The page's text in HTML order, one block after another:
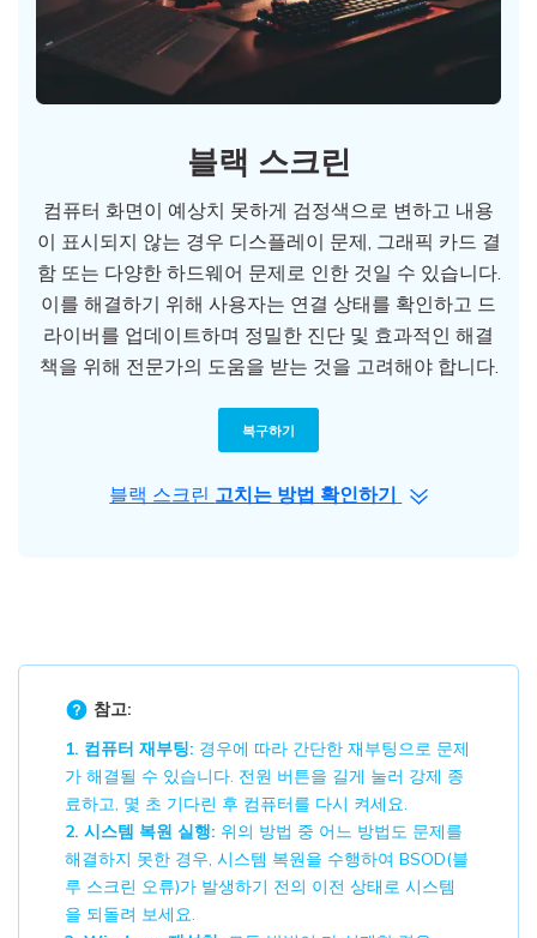
블랙 스크린
컴퓨터 화면이 예상치 못하게 검정색으로 변하고 내용
이 표시되지 않는 경우 디스플레이 문제, 그래픽 카드 결
함 또는 다양한 하드웨어 문제로 인한 것일 수 있습니다.
이를 해결하기 위해 사용자는 연결 상태를 확인하고 드
라이버를 업데이트하며 정밀한 진단 및 효과적인 해결
책을 위해 전문가의 도움을 받는 것을 고려해야 합니다.
복구하기
블랙 스크린 고치는 방법 확인하기
참고:
1. 컴퓨터 재부팅: 경우에 따라 간단한 재부팅으로 문제
가 해결될 수 있습니다. 전원 버튼을 길게 눌러 강제 종
료하고, 몇 초 기다린 후 컴퓨터를 다시 켜세요.
2. 시스템 복원 실행: 위의 방법 중 어느 방법도 문제를
해결하지 못한 경우, 시스템 복원을 수행하여 BSOD(블
루 스크린 오류)가 발생하기 전의 이전 상태로 시스템
을 되돌려 보세요.